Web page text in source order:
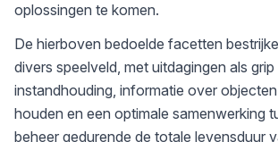
oplossingen te komen.
De hierboven bedoelde facetten
divers speelveld, met uitdagingen als
instandhouding, informatie over
houden en een optimale samenwerking
beheer gedurende de totale levensduur